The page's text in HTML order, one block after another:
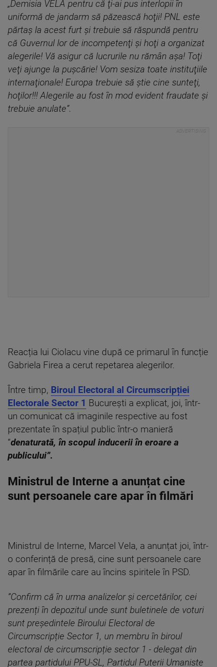
„Demisia VELA pentru că ţi-ai pus interlopii în
uniformă de jandarm să păzească hoţii! PNL este
părtaş la acest furt şi trebuie să răspundă pentru
că Guvernul lor de incompetenţi şi hoţi a organizat
alegerile! Vă asigur că lucrurile nu rămân aşa! Toţi
veţi ajunge la puşcărie! Vom sesiza toate instituţiile
internaţionale! Europa trebuie să ştie cine sunteţi,
hoţilor!!! Alegerile au fost în mod evident fraudate şi
trebuie anulate”.
Reacția lui Ciolacu vine după ce primarul în funcție
Gabriela Firea a cerut repetarea alegerilor.
Între timp, Biroul Electoral al Circumscripției
Electorale Sector 1 București a explicat, joi, într-
un comunicat că imaginile respective au fost
prezentate în spațiul public într-o manieră
“denaturată, în scopul inducerii în eroare a
publicului”.
Ministrul de Interne a anunțat cine
sunt persoanele care apar în filmări
Ministrul de Interne, Marcel Vela, a anunțat joi, într-
o conferință de presă, cine sunt persoanele care
apar în filmările care au încins spiritele în PSD.
”Confirm că în urma analizelor și cercetărilor, cei
prezenți în depozitul unde sunt buletinele de voturi
sunt președintele Biroului Electoral de
Circumscripție Sector 1, un membru în biroul
electoral de circumscripție sector 1 - delegat din
partea partidului PPU-SL, Partidul Puterii Umaniste